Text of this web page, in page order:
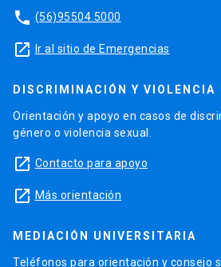
phone (56)95504 5000
launch Ir al sitio de Emergencias
DISCRIMINACIÓN Y VIOLENCIA
Orientación y apoyo en casos de
género o violencia sexual.
launch Contacto para apoyo
launch Más orientación
MEDIACIÓN UNIVERSITARIA
Teléfonos para orientación y consejo